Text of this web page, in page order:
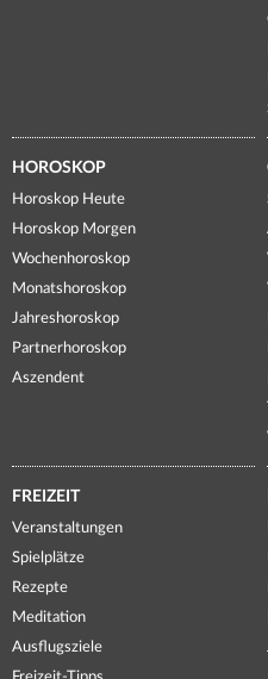
HOROSKOP
Horoskop Heute
Horoskop Morgen
Wochenhoroskop
Monatshoroskop
Jahreshoroskop
Partnerhoroskop
Aszendent
FREIZEIT
Veranstaltungen
Spielplätze
Rezepte
Meditation
Ausflugsziele